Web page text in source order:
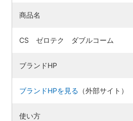
商品名
CS ゼロテク ダブルコーム
ブランドHP
ブランドHPを見る （外部サイト）
使い方